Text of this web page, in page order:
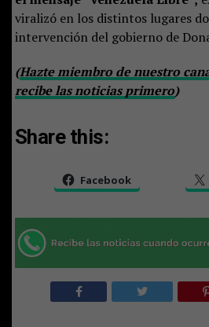
viralizó en los distintos lugares
intervención del gobierno de
(Hazte miembro de nuestro
recibe las noticias primero)
Share this:
Facebook